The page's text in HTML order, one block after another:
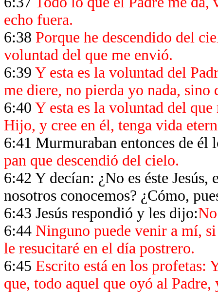
echo fuera.
6:38 Porque he descendido del
voluntad del que me envió.
6:39 Y esta es la voluntad del
me diere, no pierda yo nada,
6:40 Y esta es la voluntad del
Hijo, y cree en él, tenga vida
6:41 Murmuraban entonces de
pan que descendió del cielo.
6:42 Y decían: ¿No es éste
nosotros conocemos? ¿Cómo,
6:43 Jesús respondió y les dijo:
6:44 Ninguno puede venir a mí,
le resucitaré en el día postrero.
6:45 Escrito está en los profetas:
que, todo aquel que oyó al